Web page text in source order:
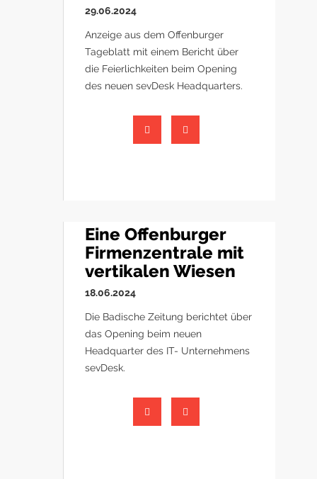
29.06.2024
Anzeige aus dem Offenburger
Tageblatt mit einem Bericht über
die Feierlichkeiten beim Opening
des neuen sevDesk Headquarters.
Eine Offenburger
Firmenzentrale mit
vertikalen Wiesen
18.06.2024
Die Badische Zeitung berichtet über
das Opening beim neuen
Headquarter des IT- Unternehmens
sevDesk.